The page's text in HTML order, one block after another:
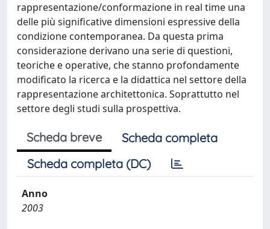
rappresentazione/conformazione in real time una
delle più significative dimensioni espressive della
condizione contemporanea. Da questa prima
considerazione derivano una serie di questioni,
teoriche e operative, che stanno profondamente
modificato la ricerca e la didattica nel settore della
rappresentazione architettonica. Soprattutto nel
settore degli studi sulla prospettiva.
Scheda breve
Scheda completa
Scheda completa (DC)
Anno
2003